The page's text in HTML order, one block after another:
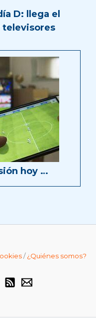
D: llega el
televisores
hoy …
/¿Quiénes somos?